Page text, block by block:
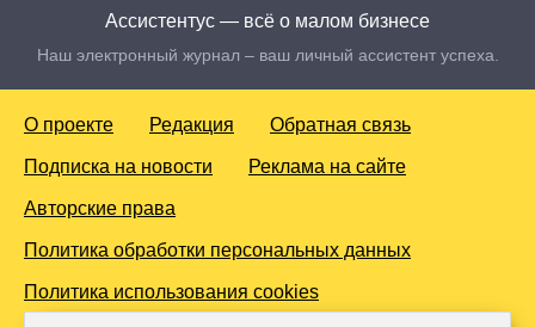
Ассистентус — всё о малом бизнесе
Наш электронный журнал – ваш личный ассистент успеха.
О проекте Редакция Обратная связь
Подписка на новости Реклама на сайте
Авторские права
Политика обработки персональных данных
Политика использования cookies